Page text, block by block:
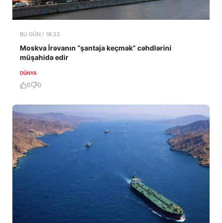
BU GÜN / 18:33
Moskva İrəvanın “şantaja keçmək” cəhdlərini
müşahidə edir
DÜNYA
0 0